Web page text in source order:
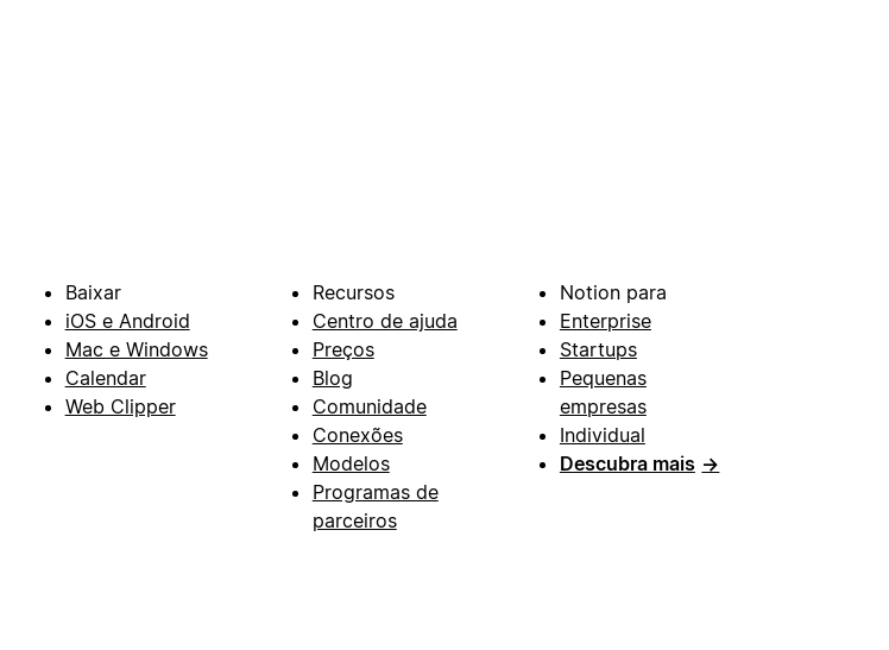
Baixar
iOS e Android
Mac e Windows
Calendar
Web Clipper
Recursos
Centro de ajuda
Preços
Blog
Comunidade
Conexões
Modelos
Programas de
parceiros
Notion para
Enterprise
Startups
Pequenas
empresas
Individual
Descubra mais →